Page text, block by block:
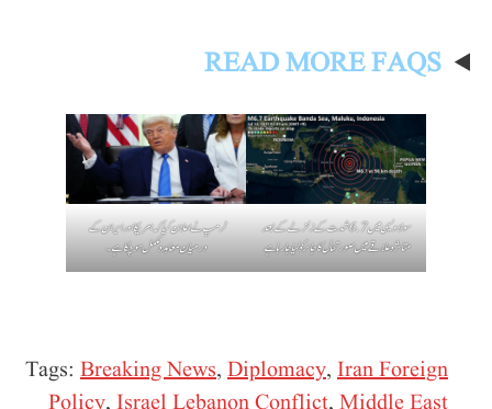
READ MORE FAQS
سولاویسی میں 6.7 شدت کے زلزلے کے بعد
متاثرہ علاقے میں صورتحال کا جائزہ لیا جا رہا ہے
ٹرمپ نے اعلان کیا کہ امریکا اور ایران کے
درمیان معاہدہ مکمل ہو چکا ہے۔
Tags: Breaking News, Diplomacy, Iran Foreign